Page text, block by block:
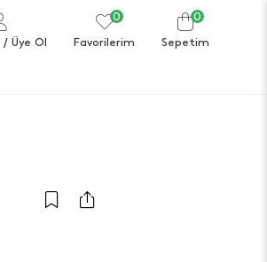
/ Üye Ol
0
Favorilerim
0
Sepetim